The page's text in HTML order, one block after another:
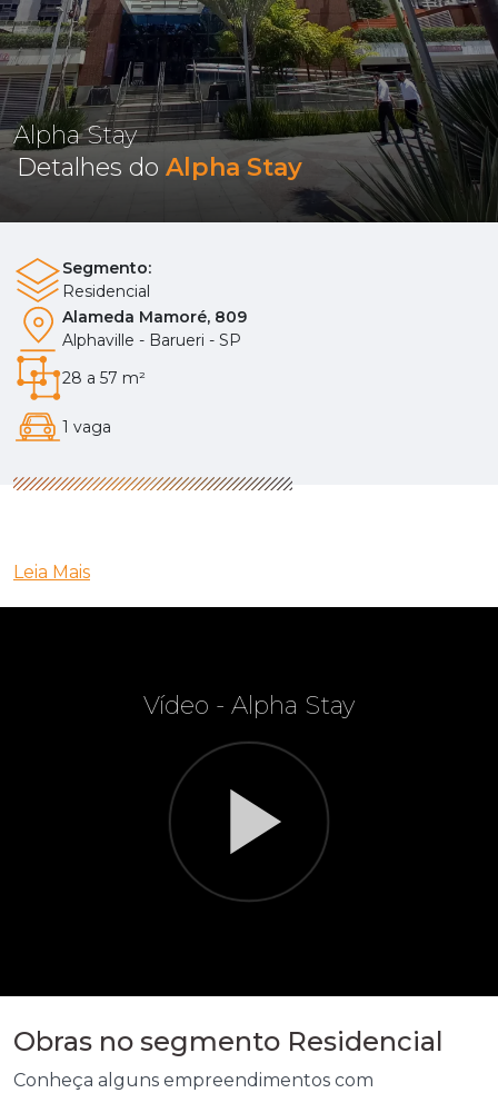
Alpha Stay
Detalhes do Alpha Stay
Segmento:
Residencial
Alameda Mamoré, 809
Alphaville - Barueri - SP
28 a 57 m²
1 vaga
Leia Mais
Vídeo - Alpha Stay
Obras no segmento Residencial
Conheça alguns empreendimentos com